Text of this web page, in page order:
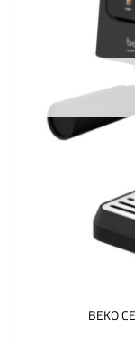
BEKO